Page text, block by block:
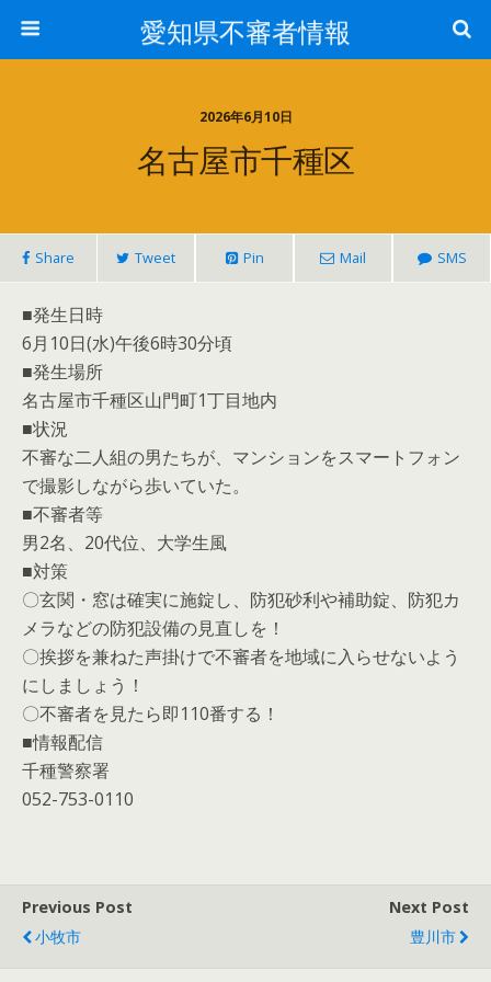
愛知県不審者情報
2026年6月10日
名古屋市千種区
Share Tweet Pin Mail SMS
■発生日時
6月10日(水)午後6時30分頃
■発生場所
名古屋市千種区山門町1丁目地内
■状況
不審な二人組の男たちが、マンションをスマートフォン
で撮影しながら歩いていた。
■不審者等
男2名、20代位、大学生風
■対策
〇玄関・窓は確実に施錠し、防犯砂利や補助錠、防犯カ
メラなどの防犯設備の見直しを！
〇挨拶を兼ねた声掛けで不審者を地域に入らせないよう
にしましょう！
〇不審者を見たら即110番する！
■情報配信
千種警察署
052-753-0110
Previous Post
小牧市
Next Post
豊川市